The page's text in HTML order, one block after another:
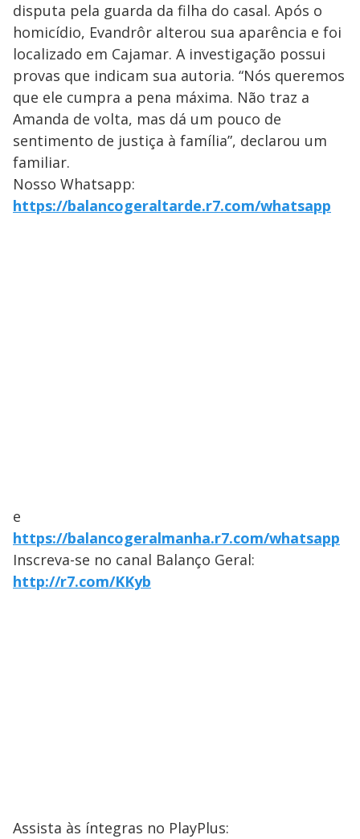
disputa pela guarda da filha do casal. Após o
homicídio, Evandrôr alterou sua aparência e foi
localizado em Cajamar. A investigação possui
provas que indicam sua autoria. “Nós queremos
que ele cumpra a pena máxima. Não traz a
Amanda de volta, mas dá um pouco de
sentimento de justiça à família”, declarou um
familiar.
Nosso Whatsapp:
https://balancogeraltarde.r7.com/whatsapp
e
https://balancogeralmanha.r7.com/whatsapp
Inscreva-se no canal Balanço Geral:
http://r7.com/KKyb
Assista às íntegras no PlayPlus: